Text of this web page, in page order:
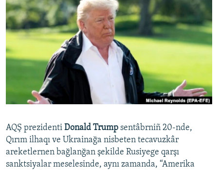
SÜRET
BLOGLAR
FİKİR
Українською
RFE/RS bütün saytları
AQŞ prezidenti Donald Trump sentâbrniñ 20-nde,
Qırım ilhaqı ve Ukrainağa nisbeten tecavuzkâr
areketlernen bağlanğan şekilde Rusiyege qarşı
sanktsiyalar meselesinde, aynı zamanda, “Amerika